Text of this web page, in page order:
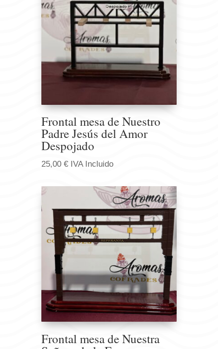
Frontal mesa de Nuestro
Padre Jesús del Amor
Despojado
25,00 € IVA Incluido
Frontal mesa de Nuestra